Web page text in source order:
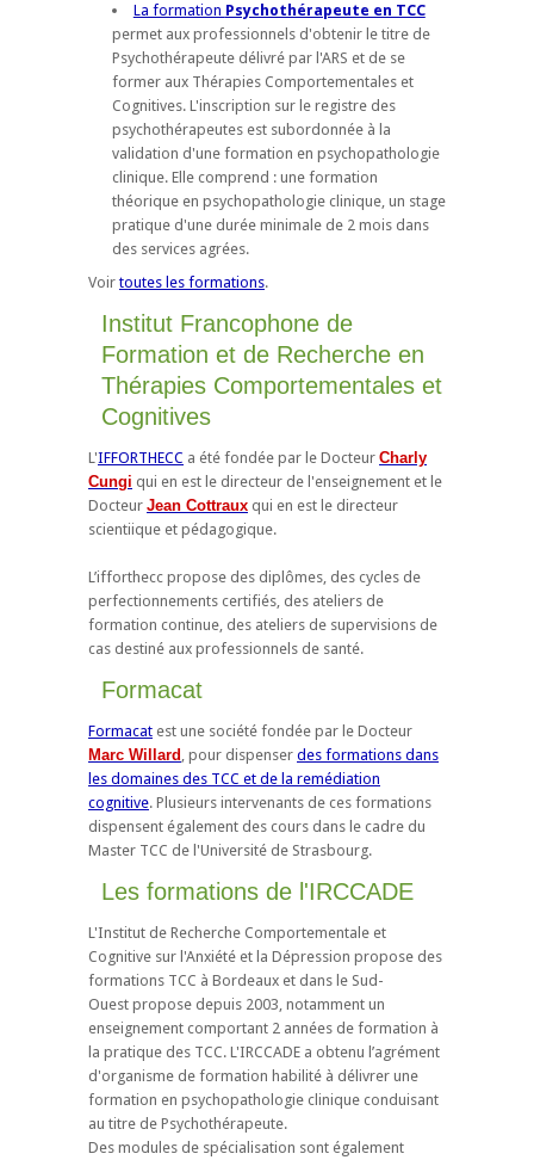
La formation Psychothérapeute en TCC
permet aux professionnels d'obtenir le titre de
Psychothérapeute délivré par l'ARS et de se
former aux Thérapies Comportementales et
Cognitives. L'inscription sur le registre des
psychothérapeutes est subordonnée à la
validation d'une formation en psychopathologie
clinique. Elle comprend : une formation
théorique en psychopathologie clinique, un stage
pratique d'une durée minimale de 2 mois dans
des services agrées.
Voir toutes les formations.
Institut Francophone de
Formation et de Recherche en
Thérapies Comportementales et
Cognitives
L'IFFORTHECC a été fondée par le Docteur Charly
Cungi qui en est le directeur de l'enseignement et le
Docteur Jean Cottraux qui en est le directeur
scientiique et pédagogique.
L’ifforthecc propose des diplômes, des cycles de
perfectionnements certifiés, des ateliers de
formation continue, des ateliers de supervisions de
cas destiné aux professionnels de santé.
Formacat
Formacat est une société fondée par le Docteur
Marc Willard , pour dispenser des formations dans
les domaines des TCC et de la remédiation
cognitive. Plusieurs intervenants de ces formations
dispensent également des cours dans le cadre du
Master TCC de l'Université de Strasbourg.
Les formations de l'IRCCADE
L'Institut de Recherche Comportementale et
Cognitive sur l'Anxiété et la Dépression propose des
formations TCC à Bordeaux et dans le Sud-
Ouest propose depuis 2003, notamment un
enseignement comportant 2 années de formation à
la pratique des TCC. L'IRCCADE a obtenu l’agrément
d'organisme de formation habilité à délivrer une
formation en psychopathologie clinique conduisant
au titre de Psychothérapeute.
Des modules de spécialisation sont également